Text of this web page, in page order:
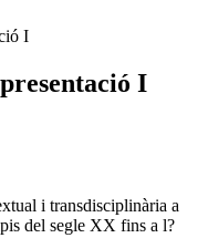
I
I
i transdisciplinària a
del segle XX fins a l?